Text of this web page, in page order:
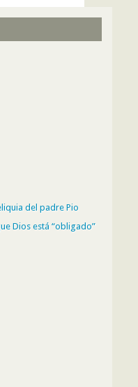
del padre Pio
Dios está “obligado”